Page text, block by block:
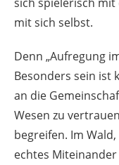
mit sich selbst.
Denn „Aufregung
Besonders sein ist
an die
Wesen zu
begreifen. Im
echtes